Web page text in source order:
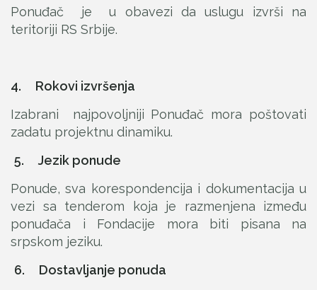
Ponuđač je u obavezi da uslugu izvrši na
teritoriji RS Srbije.
4. Rokovi izvršenja
Izabrani najpovoljniji Ponuđač mora poštovati
zadatu projektnu dinamiku.
5. Jezik ponude
Ponude, sva korespondencija i dokumentacija u
vezi sa tenderom koja je razmenjena između
ponuđača i Fondacije mora biti pisana na
srpskom jeziku.
6. Dostavljanje ponuda